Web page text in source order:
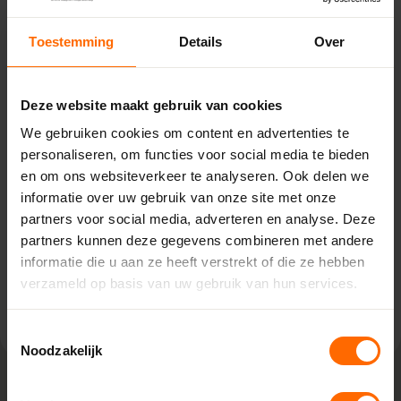
Toestemming Details Over
Deze website maakt gebruik van cookies
We gebruiken cookies om content en advertenties te
personaliseren, om functies voor social media te bieden
en om ons websiteverkeer te analyseren. Ook delen we
informatie over uw gebruik van onze site met onze
partners voor social media, adverteren en analyse. Deze
partners kunnen deze gegevens combineren met andere
informatie die u aan ze heeft verstrekt of die ze hebben
verzameld op basis van uw gebruik van hun services.
Noodzakelijk
Brakel - BouwPartner Büller
5306 TD Brakel
0513335000
brakel@skodora.nl
Selecteren als mijn vestiging
Bekijk vestiging info